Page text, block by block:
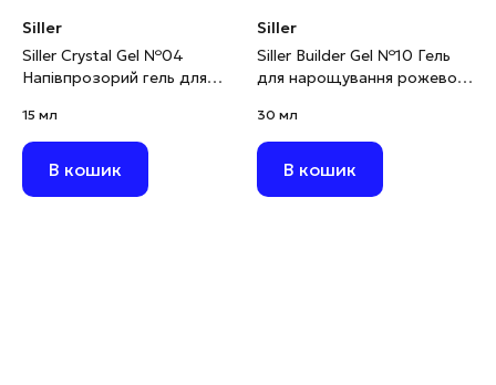
Siller
Siller Crystal Gel №04
Напівпрозорий гель для
блискітками, 15 мл
15 мл
В кошик
Siller
Siller Builder Gel №10 Гель
для нарощування рожево-
30 мл
В кошик